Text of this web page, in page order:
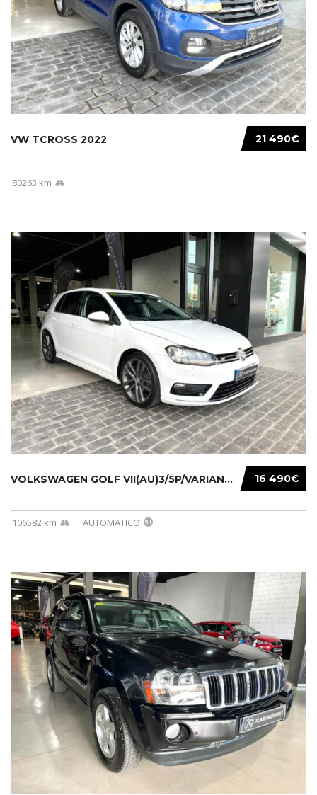
21 490€
VW TCROSS 2022
80263 km
16 490€
VOLKSWAGEN GOLF VII(AU)3/5P/VARIANT(12-16 20...
106582 km AUTOMATICO